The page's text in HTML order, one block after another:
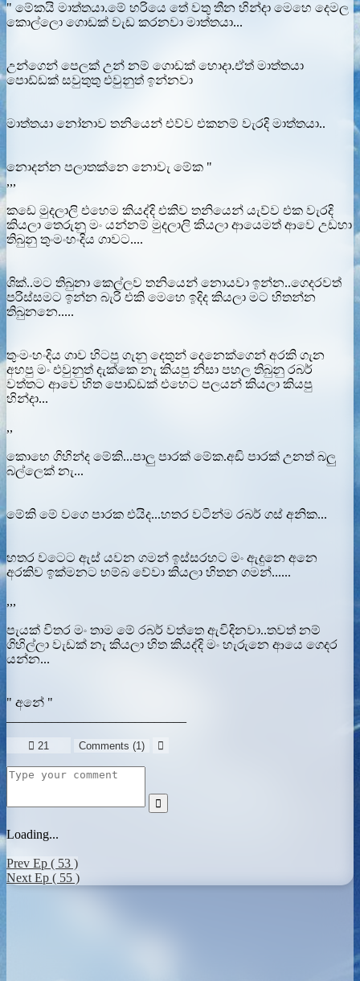
" මේකයි මාත්තයා.මේ හරියෙ තේ වතු තීන හින්දා මෙහෙ දෙමල
කොල්ලො ගොඩක් වැඩ කරනවා මාත්තයා...
උන්ගෙන් පෙලක් උන් නම් ගොඩක් හොදා.ඒත් මාත්තයා
පොඩ්ඩක් සවුතුතු එවුනුත් ඉන්නවා
මාත්තයා නෝනාව තනියෙන් එව්ව එකනම් වැරදි මාත්තයා..
නොදන්න පලාතක්නෙ නොවැ මේක "
,,,
කඩෙ මුදලාලි එහෙම කියද්දි එකිව තනියෙන් යැව්ව එක වැරදි
කියලා තෙරුනු මං යන්නම් මුදලාලි කියලා ආයෙමත් ආවෙ උඩහා
තිබුනු තුංමංහංදිය ගාවට....
ශික්..මට තිබුනා කෙල්ලව තනියෙන් නොයවා ඉන්න..ගෙදරවත්
පරිස්සමට ඉන්න බැරි එකි මෙහෙ ඉදිද කියලා මට හිතන්න
තිබුනනෙ.....
තුංමංහංදිය ගාව හිටපු ගැනු දෙතුන් දෙනෙක්ගෙන් අරකි ගැන
අහපු මං එවුනුත් දැක්කෙ නැ කියපු නිසා පහල තිබුනු රබර්
වත්තට ආවෙ හිත පොඩ්ඩක් එහෙට පලයන් කියලා කියපු
හින්දා...
,,
කොහෙ ගිහින්ද මේකි...පාලු පාරක් මේක.අඩි පාරක් උනත් බලු
බල්ලෙක් නැ...
මේකි මේ වගෙ පාරක එයිද...හතර වටින්ම රබර් ගස් අනික...
හතර වටෙට ඇස් යවන ගමන් ඉස්සරහට මං ඇදුනෙ අනෙ
අරකිව ඉක්මනට හම්බ වේවා කියලා හිතන ගමන්......
,,,
පැයක් විතර මං තාම මේ රබර් වත්තෙ ඇවිදිනවා..තවත් නම්
ගිහිල්ලා වැඩක් නැ කියලා හිත කියද්දි මං හැරුනෙ ආයෙ ගෙදර
යන්න...
" අනේ "
 21 Comments (1) 

Loading...
Prev Ep ( 53 )
Next Ep ( 55 )